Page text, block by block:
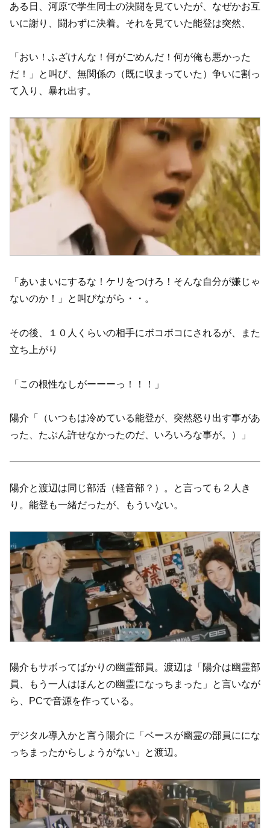
ある日、河原で学生同士の決闘を見ていたが、なぜかお互
いに謝り、闘わずに決着。それを見ていた能登は突然、
「おい！ふざけんな！何がごめんだ！何が俺も悪かった
だ！」と叫び、無関係の（既に収まっていた）争いに割っ
て入り、暴れ出す。
「あいまいにするな！ケリをつけろ！そんな自分が嫌じゃ
ないのか！」と叫びながら・・。
その後、１０人くらいの相手にボコボコにされるが、また
立ち上がり
「この根性なしがーーーっ！！！」
陽介「（いつもは冷めている能登が、突然怒り出す事があ
った、たぶん許せなかったのだ、いろいろな事が。）」
陽介と渡辺は同じ部活（軽音部？）。と言っても２人き
り。能登も一緒だったが、もういない。
陽介もサボってばかりの幽霊部員。渡辺は「陽介は幽霊部
員、もう一人はほんとの幽霊になっちまった」と言いなが
ら、PCで音源を作っている。
デジタル導入かと言う陽介に「ベースが幽霊の部員ににな
っちまったからしょうがない」と渡辺。